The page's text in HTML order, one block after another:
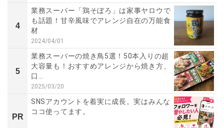
4
業務スーパー「鶏そぼろ」は家事ヤロウで
も話題！甘辛風味でアレンジ自在の万能食
材
2024/04/01
5
業務スーパーの焼き鳥5選！50本入りの超
大容量も！おすすめアレンジから焼き方、
口...
2025/03/20
PR
SNSアカウントを着実に成長。実はみんな
ココ使ってます。